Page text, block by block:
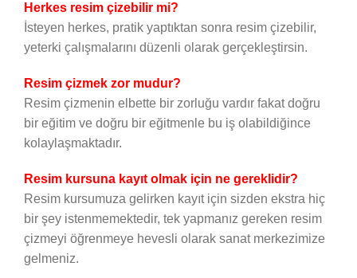
Herkes resim çizebilir mi?
İsteyen herkes, pratik yaptıktan sonra resim çizebilir,
yeterki çalışmalarını düzenli olarak gerçekleştirsin.
Resim çizmek zor mudur?
Resim çizmenin elbette bir zorluğu vardır fakat doğru
bir eğitim ve doğru bir eğitmenle bu iş olabildiğince
kolaylaşmaktadır.
Resim kursuna kayıt olmak için ne gereklidir?
Resim kursumuza gelirken kayıt için sizden ekstra hiç
bir şey istenmemektedir, tek yapmanız gereken resim
çizmeyi öğrenmeye hevesli olarak sanat merkezimize
gelmeniz.